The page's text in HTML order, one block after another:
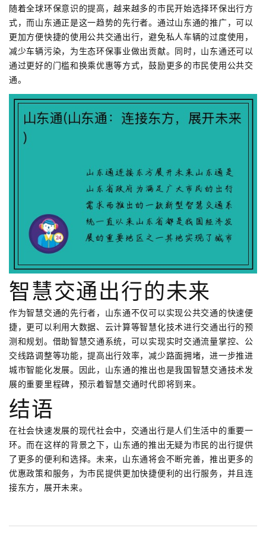
随着全球环保意识的提高，越来越多的市民开始选择环保出行方
式，而山东通正是这一趋势的先行者。通过山东通的推广，可以
更加方便快捷的使用公共交通出行，避免私人车辆的过度使用，
减少车辆污染，为生态环保事业做出贡献。同时，山东通还可以
通过更好的门槛和换乘优惠等方式，鼓励更多的市民使用公共交
通。
智慧交通出行的未来
作为智慧交通的先行者，山东通不仅可以实现公共交通的快速便
捷，更可以利用大数据、云计算等智慧化技术进行交通出行的预
测和规划。借助智慧交通系统，可以实现实时交通流量掌控、公
交线路调整等功能，提高出行效率，减少路面拥堵，进一步推进
城市智能化发展。因此，山东通的推出也是我国智慧交通技术发
展的重要里程碑，预示着智慧交通时代即将到来。
结语
在社会快速发展的现代社会中，交通出行是人们生活中的重要一
环。而在这样的背景之下，山东通的推出无疑为市民的出行提供
了更多的便利和选择。未来，山东通将会不断完善，推出更多的
优惠政策和服务，为市民提供更加快捷便利的出行服务，并且连
接东方，展开未来。